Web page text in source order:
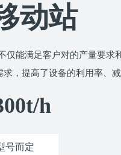
动站
仅能满足客户对的产量要求
，提高了设备的利用率、减
h
号而定